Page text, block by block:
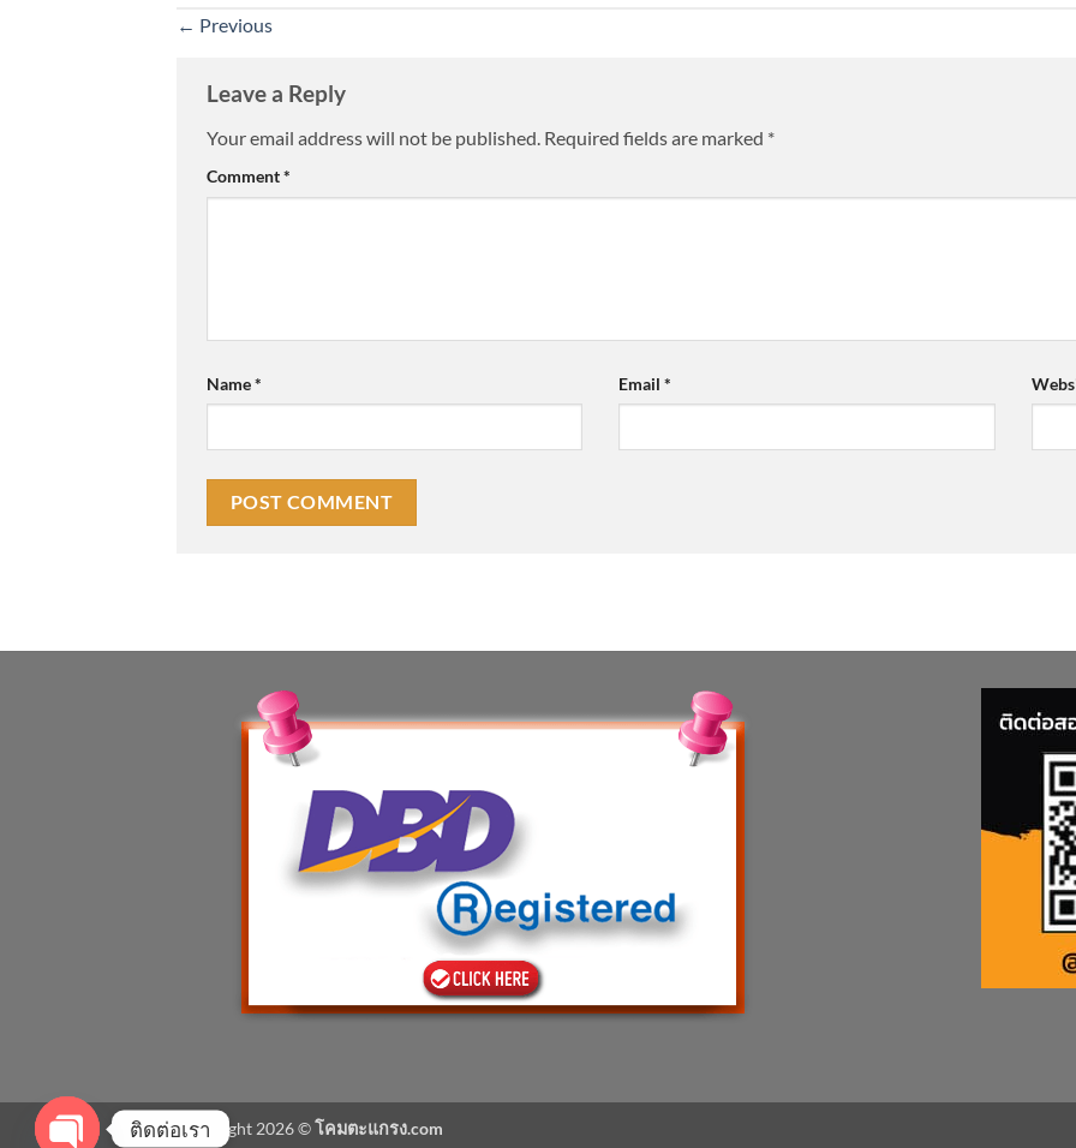
← Previous
Leave a Reply
Your email address will not be published. Required fields are marked *
Comment*
Name* Email*
Copyright 2026 ©โคมตะแกรง.com
ติดต่อเรา